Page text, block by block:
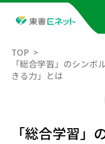
TOP
「総合学習」のシンボ
きる力」とは
「総合学習」